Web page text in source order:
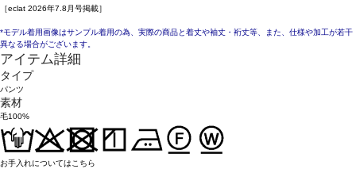
［eclat 2026年7.8月号掲載］
*モデル着用画像はサンプル着用の為、実際の商品と着丈や袖丈・裄丈等、また、仕様や加工が若干
異なる場合がございます。
アイテム詳細
タイプ
パンツ
素材
毛100%
お手入れについてはこちら